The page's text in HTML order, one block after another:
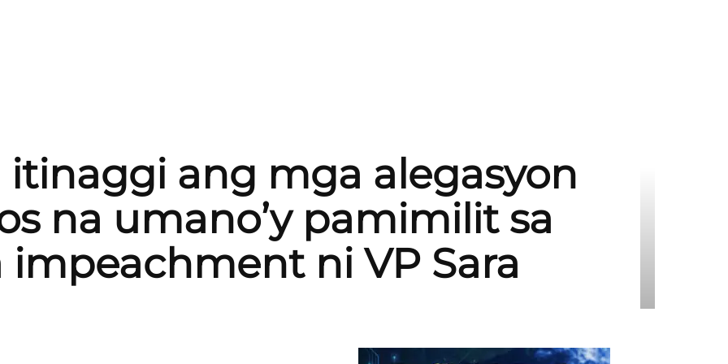
ang mga alegasyon
na umano’y pamimilit sa
ni VP Sara